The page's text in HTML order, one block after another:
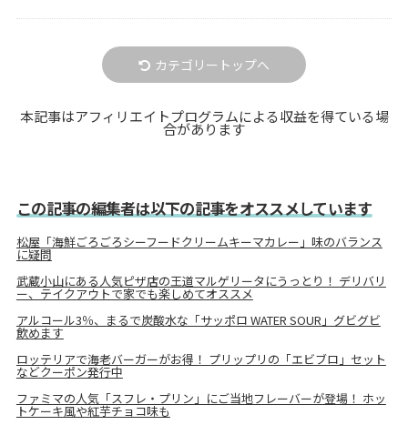
カテゴリートップへ
本記事はアフィリエイトプログラムによる収益を得ている場
合があります
この記事の編集者は以下の記事をオススメしています
松屋「海鮮ごろごろシーフードクリームキーマカレー」味のバランス
に疑問
武蔵小山にある人気ピザ店の王道マルゲリータにうっとり！ デリバリ
ー、テイクアウトで家でも楽しめてオススメ
アルコール3％、まるで炭酸水な「サッポロ WATER SOUR」グビグビ
飲めます
ロッテリアで海老バーガーがお得！ プリップリの「エビブロ」セット
などクーポン発行中
ファミマの人気「スフレ・プリン」にご当地フレーバーが登場！ ホッ
トケーキ風や紅芋チョコ味も